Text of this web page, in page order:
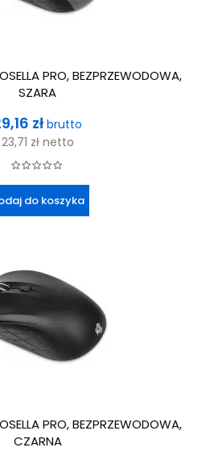
PRO, BEZPRZEWODOWA,
SZARA
złbrutto
23,71 zł netto
do koszyka
PRO, BEZPRZEWODOWA,
CZARNA